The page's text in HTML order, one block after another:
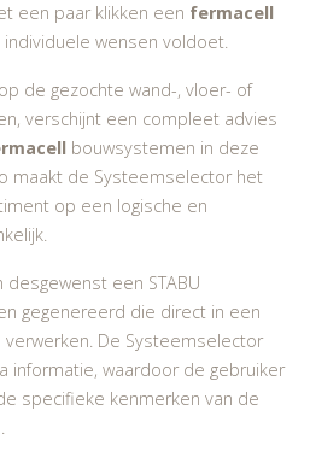
een paar klikken een fermacell
wensen voldoet.
de gezochte wand-, vloer- of
verschijnt een compleet advies
bouwsystemen in deze
maakt de Systeemselector het
op een logische en
een STABU
gegenereerd die direct in een
De Systeemselector
informatie, waardoor de gebruiker
specifieke kenmerken van de